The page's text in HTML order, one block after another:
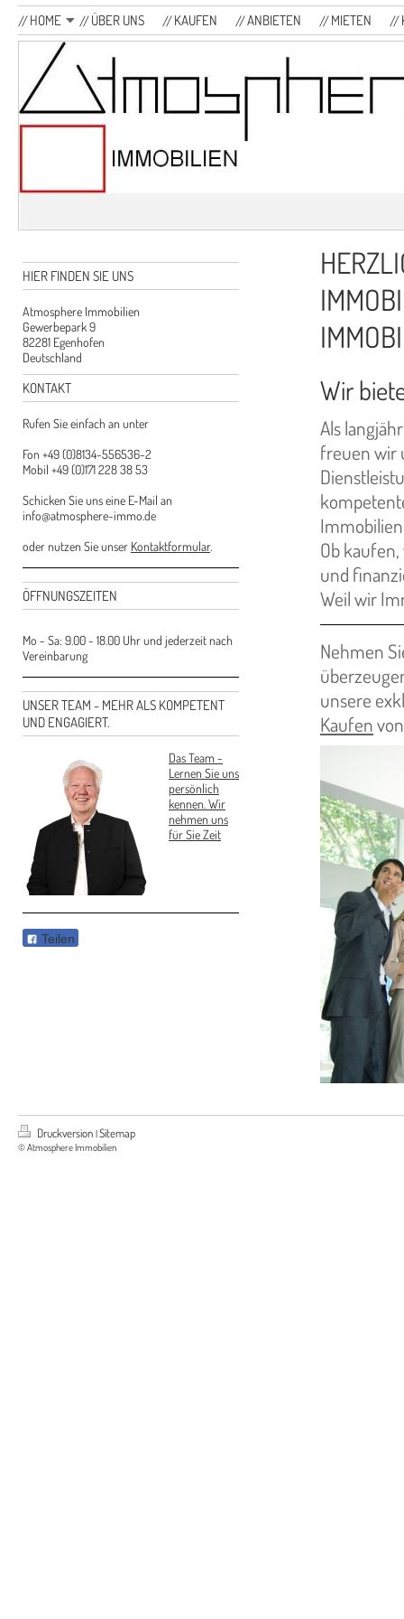
HOME ÜBER UNS KAUFEN ANBIETEN MIETEN
HIER FINDEN SIE UNS
Atmosphere Immobilien
Gewerbepark 9
82281 Egenhofen
Deutschland
KONTAKT
Rufen Sie einfach an unter
Fon +49 (0)8134-556536-2
Mobil +49 (0)171 228 38 53
Schicken Sie uns eine E-Mail an
info@atmosphere-immo.de
oder nutzen Sie unser Kontaktformular.
ÖFFNUNGSZEITEN
Mo - Sa: 9.00 - 18.00 Uhr und jederzeit nach
Vereinbarung
UNSER TEAM - MEHR ALS KOMPETENT
UND ENGAGIERT.
Das Team -
Lernen Sie uns
persönlich
kennen. Wir
nehmen uns
für Sie Zeit
Teilen
Wir
Als
freuen wir
Ob
und
Weil wir
Nehmen
unsere
Kaufen
Druckversion |Sitemap
© Atmosphere Immobilien